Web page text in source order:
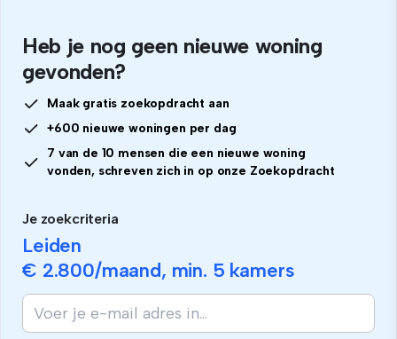
Heb je nog geen nieuwe woning
gevonden?
Maak gratis zoekopdracht aan
+600 nieuwe woningen per dag
7 van de 10 mensen die een nieuwe woning
vonden, schreven zich in op onze Zoekopdracht
Je zoekcriteria
Leiden
€ 2.800/maand, min. 5 kamers